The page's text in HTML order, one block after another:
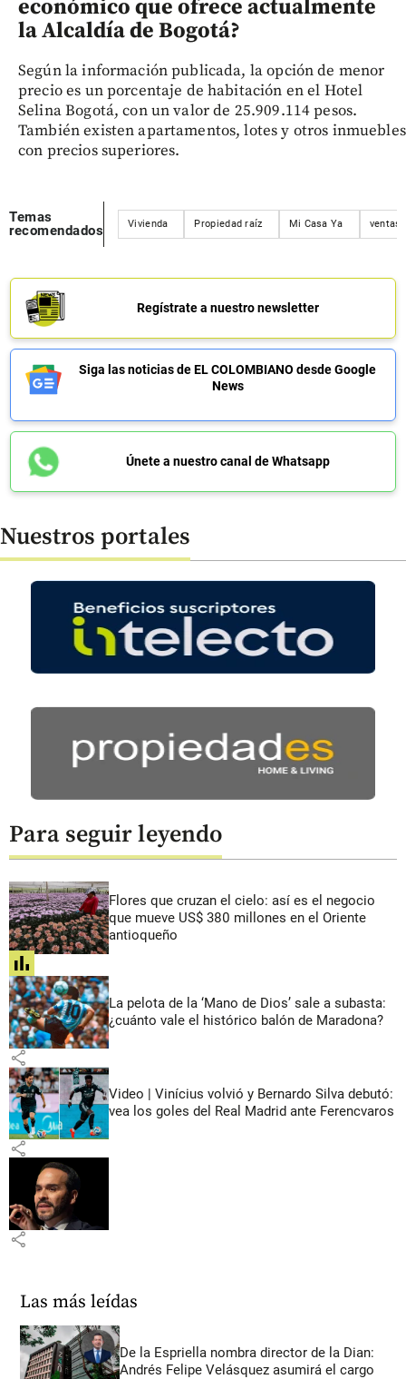
económico que ofrece actualmente
la Alcaldía de Bogotá?
Según la información publicada, la opción de menor
precio es un porcentaje de habitación en el Hotel
Selina Bogotá, con un valor de 25.909.114 pesos.
También existen apartamentos, lotes y otros inmuebles
con precios superiores.
Temas
recomendados
Vivienda Propiedad raíz Mi Casa Ya ventas
Regístrate a nuestro newsletter
Siga las noticias de EL COLOMBIANO desde Google
News
Únete a nuestro canal de Whatsapp
Nuestros portales
Para seguir leyendo
Flores que cruzan el cielo: así es el negocio
que mueve US$ 380 millones en el Oriente
antioqueño
share
La pelota de la ‘Mano de Dios’ sale a subasta:
¿cuánto vale el histórico balón de Maradona?
share
Video | Vinícius volvió y Bernardo Silva debutó:
vea los goles del Real Madrid ante Ferencvaros
share
share
Las más leídas
De la Espriella nombra director de la Dian:
Andrés Felipe Velásquez asumirá el cargo